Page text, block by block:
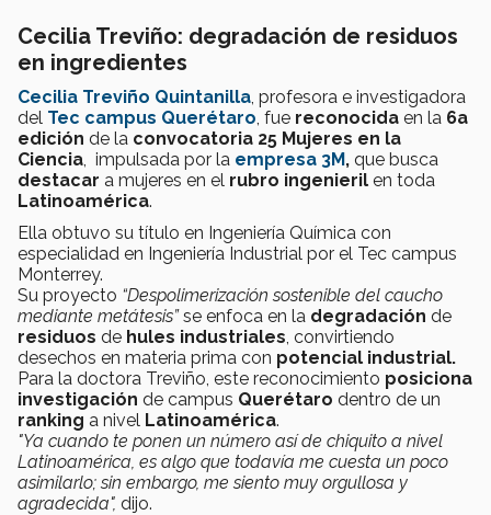
Cecilia Treviño: degradación de residuos
en ingredientes
Cecilia Treviño Quintanilla , profesora e investigadora
del Tec campus Querétaro , fue reconocida en la 6a
edición de la convocatoria 25 Mujeres en la
Ciencia impulsada por la empresa 3M, que busca
destacar a mujeres en el rubro ingenieril en toda
Latinoamérica.
Ella obtuvo su título en Ingeniería Química con
especialidad en Ingeniería Industrial por el Tec campus
Monterrey.
Su proyecto “Despolimerización sostenible del caucho
mediante metátesis”se enfoca en la degradación de
residuos de hules industriales , convirtiendo
desechos en materia prima con potencial industrial.
Para la doctora Treviño, este reconocimiento posiciona
investigación de campus Querétaro dentro de un
ranking a nivel Latinoamérica.
"Ya cuando te ponen un número así de chiquito a nivel
Latinoamérica, es algo que todavía me cuesta un poco
asimilarlo; sin embargo, me siento muy orgullosa y
agradecida", dijo.